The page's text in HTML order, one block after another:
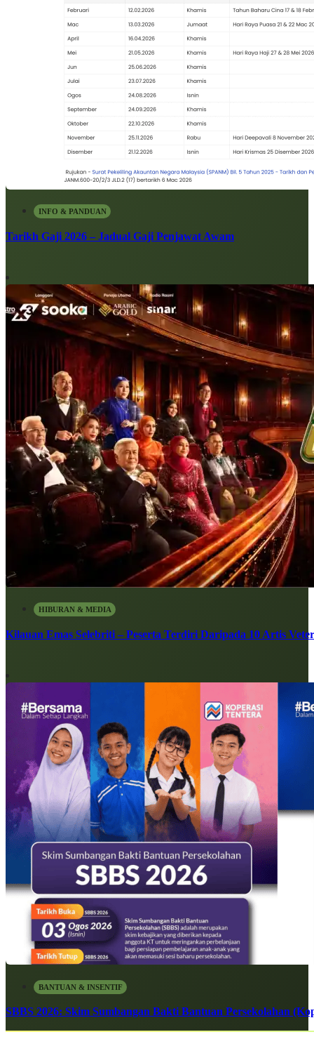
INFO & PANDUAN
Tarikh Gaji 2026 – Jadual Gaji Penjawat Awam
HIBURAN & MEDIA
Kilauan Emas Selebriti – Peserta Terdiri Daripada 10 Artis
BANTUAN & INSENTIF
SBBS 2026: Skim Sumbangan Bakti Bantuan Persekolahan